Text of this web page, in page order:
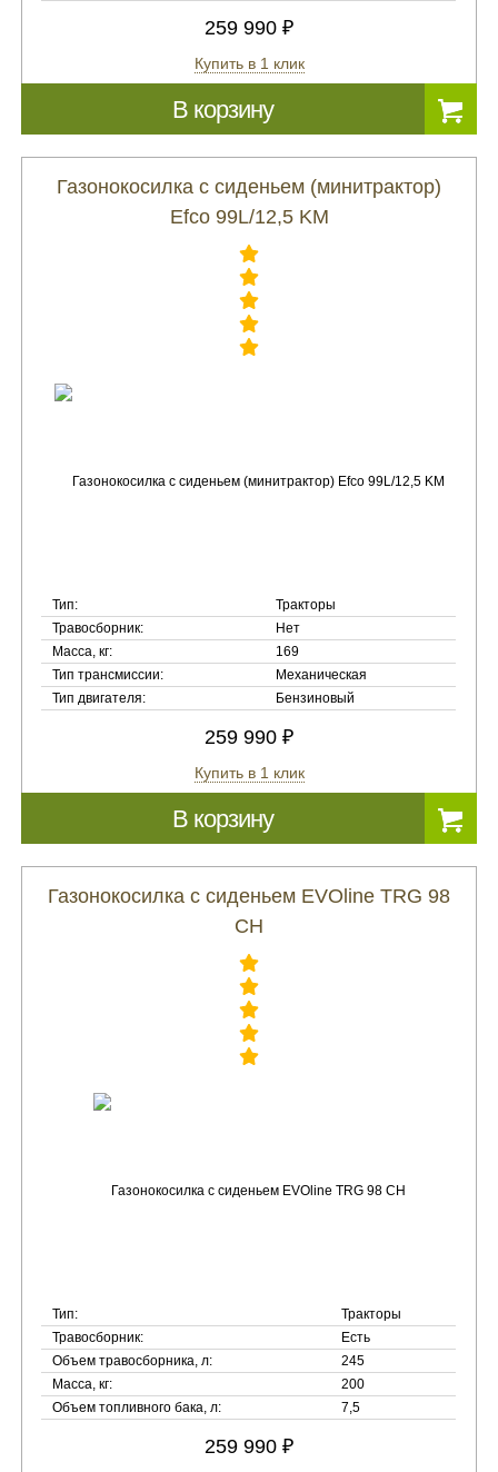
259 990 ₽
Купить в 1 клик
В корзину
Газонокосилка с сиденьем (минитрактор)
Efco 99L/12,5 KM
Тип:
Тракторы
Травосборник:
Нет
Масса, кг:
169
Тип трансмиссии:
Механическая
Тип двигателя:
Бензиновый
259 990 ₽
Купить в 1 клик
В корзину
Газонокосилка с сиденьем EVOline TRG 98
CH
Тип:
Тракторы
Травосборник:
Есть
Объем травосборника, л:
245
Масса, кг:
200
Объем топливного бака, л:
7,5
259 990 ₽